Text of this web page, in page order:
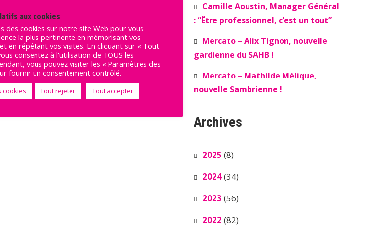
de Brest Bretagne Handball
Camille Aoustin, Manager Général
: “Être professionnel, c’est un tout”
Mercato – Alix Tignon, nouvelle
gardienne du SAHB !
Mercato – Mathilde Mélique,
nouvelle Sambrienne !
Archives
2025 (8)
2024(34)
2023 (56)
2022 (82)
aux cookies
des cookies sur notre site Web pour vous
la plus pertinente en mémorisant vos
en répétant vos visites. En cliquant sur « Tout
consentez à l'utilisation de TOUS les
vous pouvez visiter les « Paramètres des
fournir un consentement contrôlé.
cookies Tout rejeter Tout accepter